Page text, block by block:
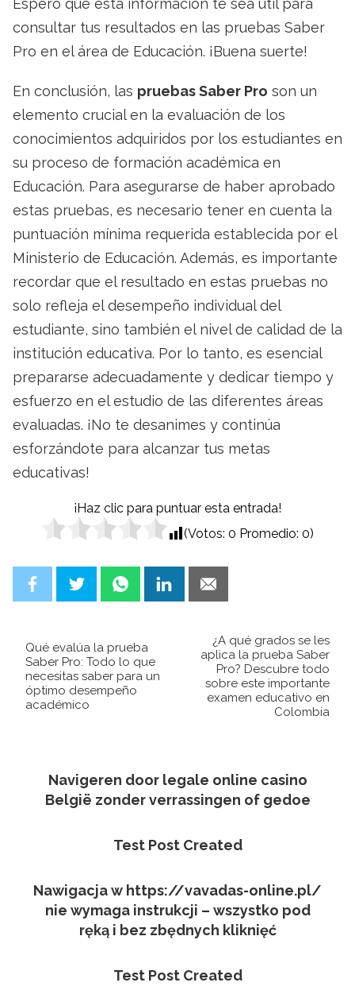
Espero que esta información te sea útil para
consultar tus resultados en las pruebas Saber
Pro en el área de Educación. ¡Buena suerte!
En conclusión, las pruebas Saber Pro son un
elemento crucial en la evaluación de los
conocimientos adquiridos por los estudiantes en
su proceso de formación académica en
Educación. Para asegurarse de haber aprobado
estas pruebas, es necesario tener en cuenta la
puntuación mínima requerida establecida por el
Ministerio de Educación. Además, es importante
recordar que el resultado en estas pruebas no
solo refleja el desempeño individual del
estudiante, sino también el nivel de calidad de la
institución educativa. Por lo tanto, es esencial
prepararse adecuadamente y dedicar tiempo y
esfuerzo en el estudio de las diferentes áreas
evaluadas. ¡No te desanimes y continúa
esforzándote para alcanzar tus metas
educativas!
¡Haz clic para puntuar esta entrada!
(Votos: 0 Promedio: 0)
Qué evalúa la prueba
Saber Pro: Todo lo que
necesitas saber para un
óptimo desempeño
académico
¿A qué grados se les
aplica la prueba Saber
Pro? Descubre todo
sobre este importante
examen educativo en
Colombia
Navigeren door legale online casino
België zonder verrassingen of gedoe
Test Post Created
Nawigacja w https://vavadas-online.pl/
nie wymaga instrukcji – wszystko pod
ręką i bez zbędnych kliknięć
Test Post Created